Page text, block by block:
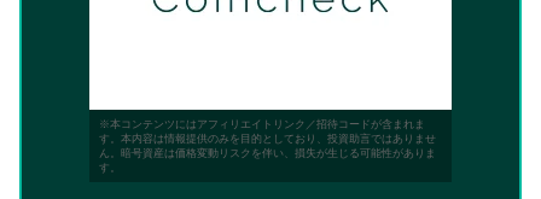
※本コンテンツにはアフィリエイトリンク／招待コードが含まれま
す。本内容は情報提供のみを目的としており、投資助言ではありませ
ん。暗号資産は価格変動リスクを伴い、損失が生じる可能性がありま
す。